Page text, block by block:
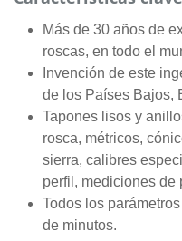
Más de 30 años de
roscas, en todo el
Invención de este
de los Países Bajos,
Tapones lisos y
rosca, métricos,
sierra, calibres
perfil, mediciones de
Todos los
de minutos.